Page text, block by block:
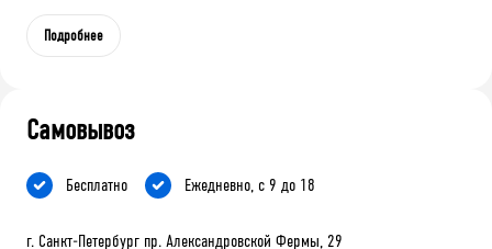
Подробнее
Самовывоз
Бесплатно Ежедневно, с 9 до 18
г. Санкт-Петербург пр. Александровской Фермы, 29